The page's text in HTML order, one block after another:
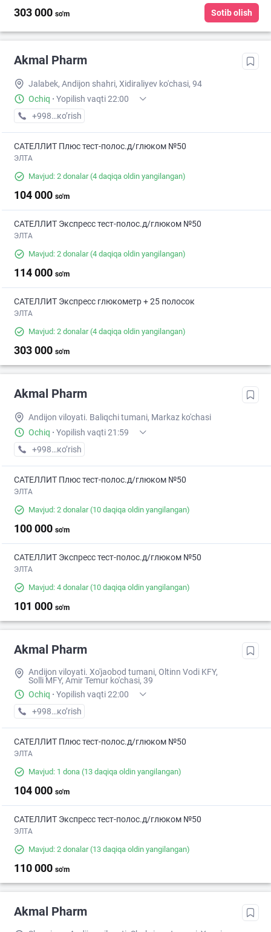
303 000 so'm Sotib olish
Akmal Pharm
Jalabek, Andijon shahri, Xidiraliyev ko'chasi, 94
Ochiq · Yopilish vaqti 22:00
+998 (90) XXX-XX-XX
кo’rish
САТЕЛЛИТ Плюс тест-полос.д/глюком №50
ЭЛТА
Mavjud: 2 donalar(4 daqiqa oldin yangilangan)
104 000 so'm
САТЕЛЛИТ Экспресс тест-полос.д/глюком №50
ЭЛТА
Mavjud: 2 donalar(4 daqiqa oldin yangilangan)
114 000 so'm
САТЕЛЛИТ Экспресс глюкометр + 25 полосок
ЭЛТА
Mavjud: 2 donalar(4 daqiqa oldin yangilangan)
303 000 so'm
Akmal Pharm
Andijon viloyati. Baliqchi tumani, Markaz ko'chasi
Ochiq · Yopilish vaqti 21:59
+998 (91) XXX-XX-XX
кo’rish
САТЕЛЛИТ Плюс тест-полос.д/глюком №50
ЭЛТА
Mavjud: 2 donalar(10 daqiqa oldin yangilangan)
100 000 so'm
САТЕЛЛИТ Экспресс тест-полос.д/глюком №50
ЭЛТА
Mavjud: 4 donalar(10 daqiqa oldin yangilangan)
101 000 so'm
Akmal Pharm
Andijon viloyati. Xo'jaobod tumani, Oltinn Vodi KFY,
Solli MFY, Amir Temur ko'chasi, 39
Ochiq · Yopilish vaqti 22:00
+998 (90) XXX-XX-XX
кo’rish
САТЕЛЛИТ Плюс тест-полос.д/глюком №50
ЭЛТА
Mavjud: 1 dona (13 daqiqa oldin yangilangan)
104 000 so'm
САТЕЛЛИТ Экспресс тест-полос.д/глюком №50
ЭЛТА
Mavjud: 2 donalar(13 daqiqa oldin yangilangan)
110 000 so'm
Akmal Pharm